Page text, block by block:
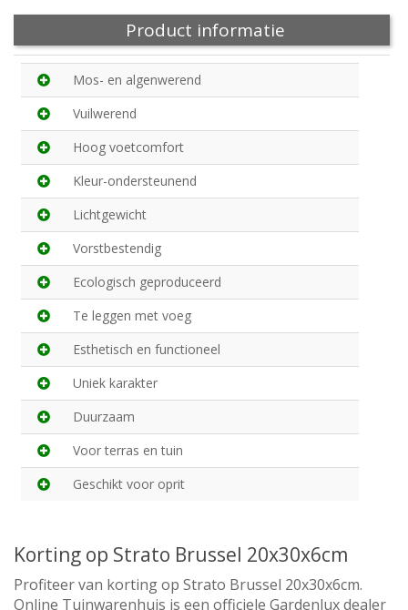
Product informatie
Mos- en algenwerend
Vuilwerend
Hoog voetcomfort
Kleur-ondersteunend
Lichtgewicht
Vorstbestendig
Ecologisch geproduceerd
Te leggen met voeg
Esthetisch en functioneel
Uniek karakter
Duurzaam
Voor terras en tuin
Geschikt voor oprit
Korting op Strato Brussel 20x30x6cm
Profiteer van korting op Strato Brussel 20x30x6cm.
Online Tuinwarenhuis is een officiele Gardenlux dealer